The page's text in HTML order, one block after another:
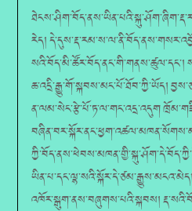
རེད།
ཆ་འདྲི་རྒྱུ་གོ་སྐབས་མང་པོ་ཐོབ་ཀྱི་ཡོད།
ན་ལམ་སེང་རྩེ་པོ་ཏ་ལ་གང་འདྲ་འདུག
འཁོར་སྒུག་ནས་བཞུགས་པའི་སྐབས།